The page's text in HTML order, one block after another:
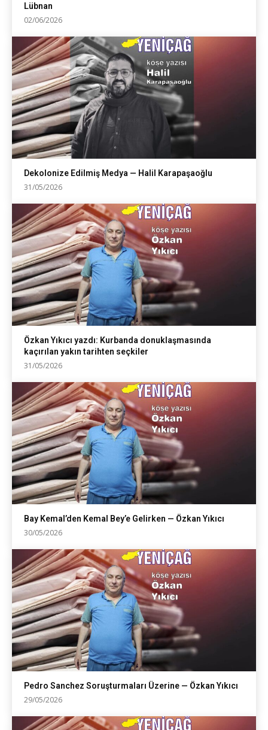
Lübnan
02/06/2026
Dekolonize Edilmiş Medya — Halil Karapaşaoğlu
31/05/2026
Özkan Yıkıcı yazdı: Kurbanda donuklaşmasında
kaçırılan yakın tarihten seçkiler
31/05/2026
Bay Kemal’den Kemal Bey’e Gelirken — Özkan Yıkıcı
30/05/2026
Pedro Sanchez Soruşturmaları Üzerine — Özkan Yıkıcı
29/05/2026